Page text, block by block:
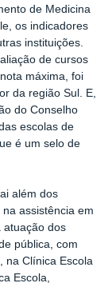
de Medicina
os indicadores
instituições.
de cursos
máxima, foi
da região Sul. E,
do Conselho
escolas de
é um selo de
além dos
assistência em
atuação dos
pública, com
na Clínica Escola
Escola,